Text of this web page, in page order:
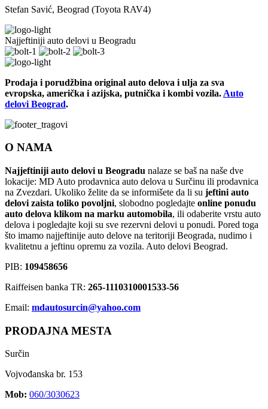
Stefan Savić, Beograd (Toyota RAV4)
Najjeftiniji auto delovi u Beogradu
Prodaja i porudžbina original auto delova i ulja za sva
evropska, američka i azijska, putnička i kombi vozila. Auto
delovi Beograd.
O NAMA
Najjeftiniji auto delovi u Beogradu nalaze se baš na naše dve
lokacije: MD Auto prodavnica auto delova u Surčinu ili prodavnica
na Zvezdari. Ukoliko želite da se informišete da li su jeftini auto
delovi zaista toliko povoljni, slobodno pogledajte online ponudu
auto delova klikom na marku automobila, ili odaberite vrstu auto
delova i pogledajte koji su sve rezervni delovi u ponudi. Pored toga
što imamo najjeftinije auto delove na teritoriji Beograda, nudimo i
kvalitetnu a jeftinu opremu za vozila. Auto delovi Beograd.
PIB: 109458656
Raiffeisen banka TR: 265-1110310001533-56
Email: mdautosurcin@yahoo.com
PRODAJNA MESTA
Surčin
Vojvođanska br. 153
Mob: 060/3030623